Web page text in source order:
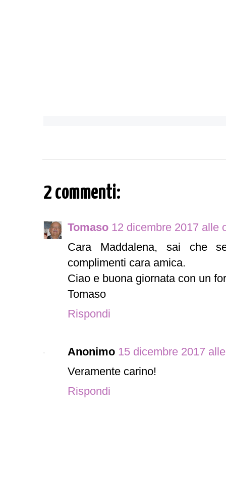
2 commenti:
Tomaso 12 dicembre 2017 alle
Cara Maddalena, sai che
complimenti cara amica.
Ciao e buona giornata con un
Tomaso
Rispondi
Anonimo 15 dicembre 2017
Veramente carino!
Rispondi